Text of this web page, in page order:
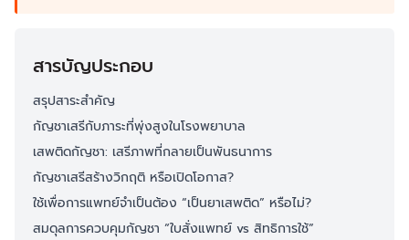
สารบัญประกอบ
สรุปสาระสำคัญ
กัญชาเสรีกับภาระที่พุ่งสูงในโรงพยาบาล
เสพติดกัญชา: เสรีภาพที่กลายเป็นพันธนาการ
กัญชาเสรีสร้างวิกฤติ หรือเปิดโอกาส?
ใช้เพื่อการแพทย์จำเป็นต้อง “เป็นยาเสพติด” หรือไม่?
สมดุลการควบคุมกัญชา “ใบสั่งแพทย์ vs สิทธิการใช้”